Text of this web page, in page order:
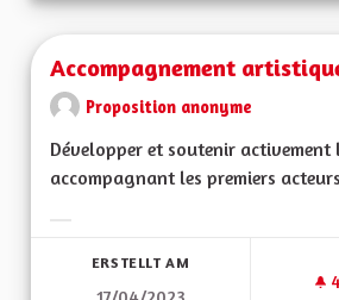
Accompagnement
Proposition anonyme
Développer et soutenir activement
accompagnant les premiers
ERSTELLT AM